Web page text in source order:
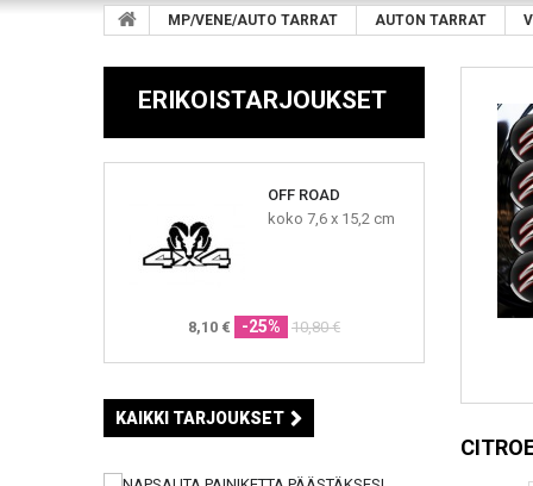
MP/VENE/AUTO TARRAT AUTON TARRAT
ERIKOISTARJOUKSET
OFF ROAD
koko 7,6 x 15,2 cm
8,10 € -25% 10,80 €
KAIKKI TARJOUKSET